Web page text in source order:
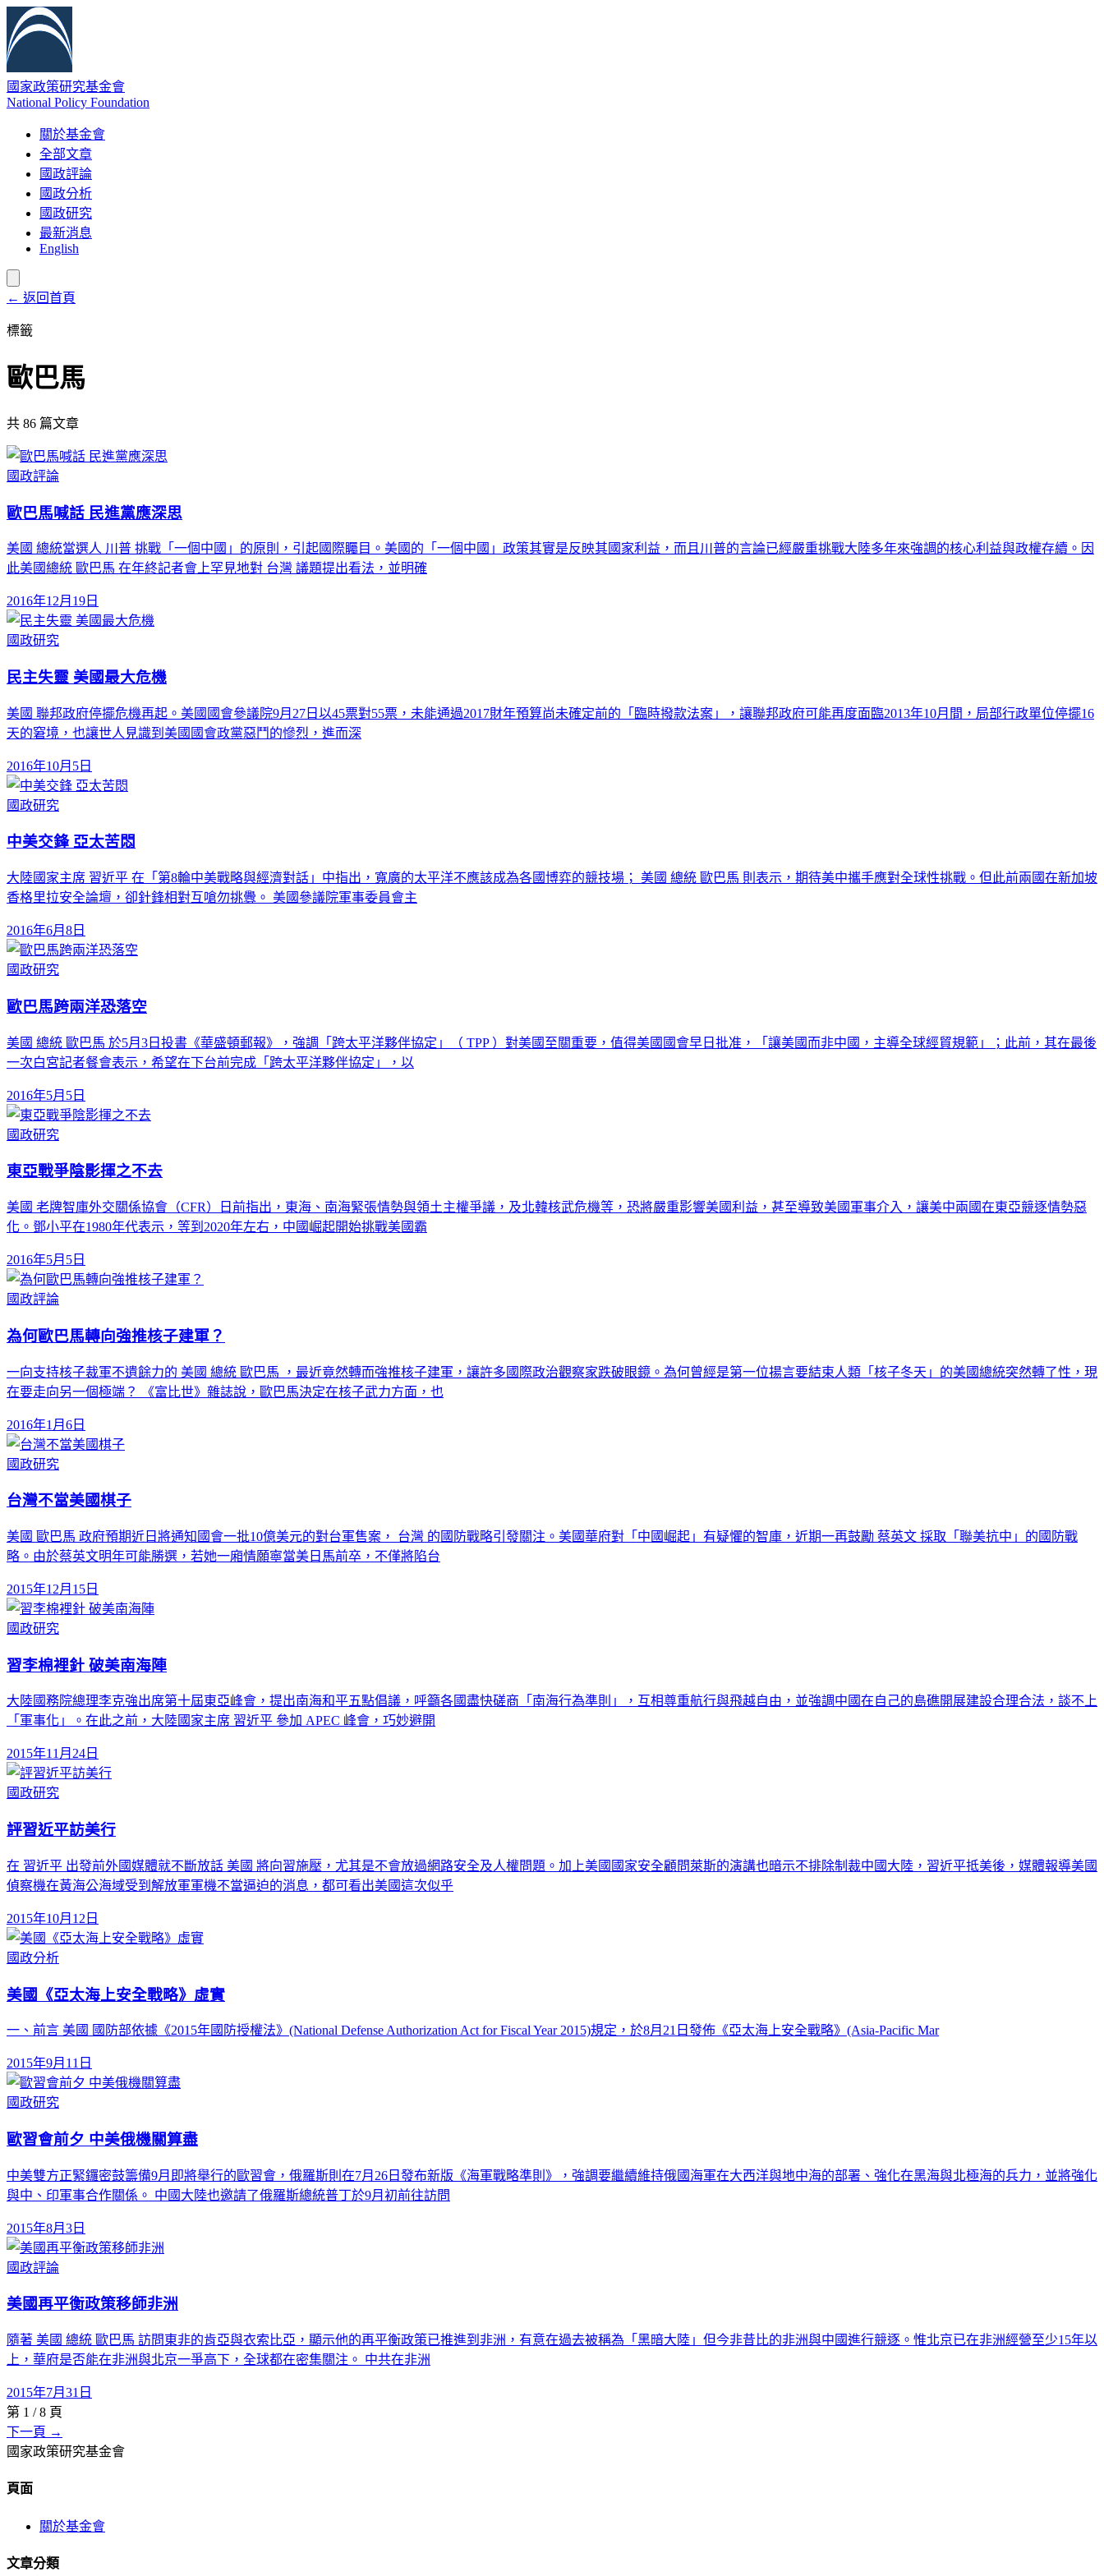
國家政策研究基金會
National Policy Foundation
關於基金會
全部文章
國政評論
國政分析
國政研究
最新消息
English
← 返回首頁
標籤
歐巴馬
共 86 篇文章
國政評論
歐巴馬喊話 民進黨應深思
美國 總統當選人 川普 挑戰「一個中國」的原則，引起國際矚目。美國的「一個中國」政策其實是反映其國家利益，而且川普的言論已經嚴重挑戰大陸多年來強調的核心利益與政權存續。因
此美國總統 歐巴馬 在年終記者會上罕見地對 台灣 議題提出看法，並明確
2016年12月19日
國政研究
民主失靈 美國最大危機
美國 聯邦政府停擺危機再起。美國國會參議院9月27日以45票對55票，未能通過2017財年預算尚未確定前的「臨時撥款法案」，讓聯邦政府可能再度面臨2013年10月間，局部行政單位停擺16
天的窘境，也讓世人見識到美國國會政黨惡鬥的慘烈，進而深
2016年10月5日
國政研究
中美交鋒 亞太苦悶
大陸國家主席 習近平 在「第8輪中美戰略與經濟對話」中指出，寬廣的太平洋不應該成為各國博弈的競技場； 美國 總統 歐巴馬 則表示，期待美中攜手應對全球性挑戰。但此前兩國在新加坡
香格里拉安全論壇，卻針鋒相對互嗆勿挑釁。 美國參議院軍事委員會主
2016年6月8日
國政研究
歐巴馬跨兩洋恐落空
美國 總統 歐巴馬 於5月3日投書《華盛頓郵報》，強調「跨太平洋夥伴協定」（ TPP ）對美國至關重要，值得美國國會早日批准，「讓美國而非中國，主導全球經貿規範」；此前，其在最後
一次白宮記者餐會表示，希望在下台前完成「跨太平洋夥伴協定」，以
2016年5月5日
國政研究
東亞戰爭陰影揮之不去
美國 老牌智庫外交關係協會（CFR）日前指出，東海、南海緊張情勢與領土主權爭議，及北韓核武危機等，恐將嚴重影響美國利益，甚至導致美國軍事介入，讓美中兩國在東亞競逐情勢惡
化。鄧小平在1980年代表示，等到2020年左右，中國崛起開始挑戰美國霸
2016年5月5日
國政評論
為何歐巴馬轉向強推核子建軍？
一向支持核子裁軍不遺餘力的 美國 總統 歐巴馬 ，最近竟然轉而強推核子建軍，讓許多國際政治觀察家跌破眼鏡。為何曾經是第一位揚言要結束人類「核子冬天」的美國總統突然轉了性，現
在要走向另一個極端？ 《富比世》雜誌說，歐巴馬決定在核子武力方面，也
2016年1月6日
國政研究
台灣不當美國棋子
美國 歐巴馬 政府預期近日將通知國會一批10億美元的對台軍售案， 台灣 的國防戰略引發關注。美國華府對「中國崛起」有疑懼的智庫，近期一再鼓勵 蔡英文 採取「聯美抗中」的國防戰
略。由於蔡英文明年可能勝選，若她一廂情願寧當美日馬前卒，不僅將陷台
2015年12月15日
國政研究
習李棉裡針 破美南海陣
大陸國務院總理李克強出席第十屆東亞峰會，提出南海和平五點倡議，呼籲各國盡快磋商「南海行為準則」，互相尊重航行與飛越自由，並強調中國在自己的島礁開展建設合理合法，談不上
「軍事化」。在此之前，大陸國家主席 習近平 參加 APEC 峰會，巧妙避開
2015年11月24日
國政研究
評習近平訪美行
在 習近平 出發前外國媒體就不斷放話 美國 將向習施壓，尤其是不會放過網路安全及人權問題。加上美國國家安全顧問萊斯的演講也暗示不排除制裁中國大陸，習近平抵美後，媒體報導美國
偵察機在黃海公海域受到解放軍軍機不當逼迫的消息，都可看出美國這次似乎
2015年10月12日
國政分析
美國《亞太海上安全戰略》虛實
一、前言 美國 國防部依據《2015年國防授權法》(National Defense Authorization Act for Fiscal Year 2015)規定，於8月21日發佈《亞太海上安全戰略》(Asia-Pacific Mar
2015年9月11日
國政研究
歐習會前夕 中美俄機關算盡
中美雙方正緊鑼密鼓籌備9月即將舉行的歐習會，俄羅斯則在7月26日發布新版《海軍戰略準則》，強調要繼續維持俄國海軍在大西洋與地中海的部署、強化在黑海與北極海的兵力，並將強化
與中、印軍事合作關係。 中國大陸也邀請了俄羅斯總統普丁於9月初前往訪問
2015年8月3日
國政評論
美國再平衡政策移師非洲
隨著 美國 總統 歐巴馬 訪問東非的肯亞與衣索比亞，顯示他的再平衡政策已推進到非洲，有意在過去被稱為「黑暗大陸」但今非昔比的非洲與中國進行競逐。惟北京已在非洲經營至少15年以
上，華府是否能在非洲與北京一爭高下，全球都在密集關注。 中共在非洲
2015年7月31日
第 1 /8 頁
下一頁 →
國家政策研究基金會
頁面
關於基金會
文章分類